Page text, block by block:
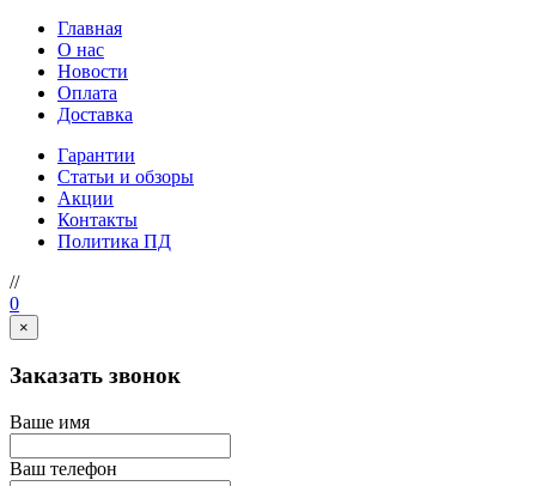
Главная
О нас
Новости
Оплата
Доставка
Гарантии
Статьи и обзоры
Акции
Контакты
Политика ПД
//
0
×
Заказать звонок
Ваше имя
Ваш телефон